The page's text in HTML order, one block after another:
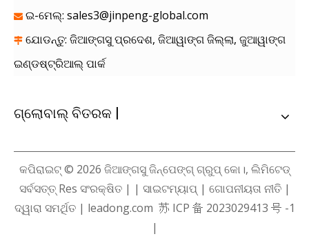
 ଇ-ମେଲ୍: sales3@jinpeng-global.com
 ଯୋଡନ୍ତୁ: ଜିଆଙ୍ଗସୁ ପ୍ରଦେଶ, ଜିଆୱାଙ୍ଗ ଜିଲ୍ଲା, ଜୁଆୱାଙ୍ଗ
ଇଣ୍ଡଷ୍ଟ୍ରିଆଲ୍ ପାର୍କ
ଗ୍ଲୋବାଲ୍ ବିତରକ |
କପିରାଇଟ୍ © 2026 ଜିଆଙ୍ଗସୁ ଜିନ୍ପେଙ୍ଗ୍ ଗ୍ରୁପ୍ କୋ।, ଲିମିଟେଡ୍
ସର୍ବସତ୍ତ୍ Res ସଂରକ୍ଷିତ | | ସାଇଟମ୍ୟାପ୍ | ଗୋପନୀୟତା ନୀତି |
ଦ୍ୱାରା ସମର୍ଥିତ | leadong.com 苏 ICP 备 2023029413 号 -1
|